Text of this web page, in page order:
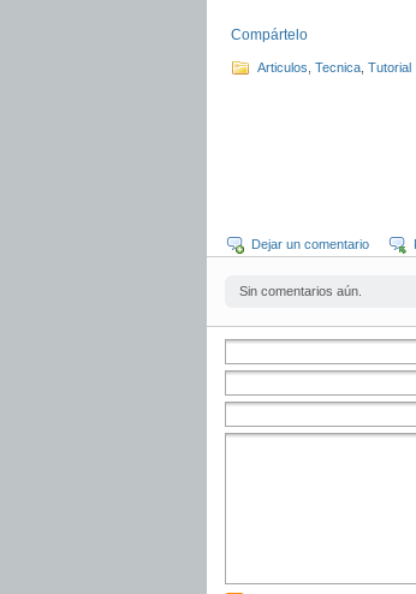
Compártelo
Articulos Tecnica Tutorial
Dejar un comentario
Sin comentarios aún.